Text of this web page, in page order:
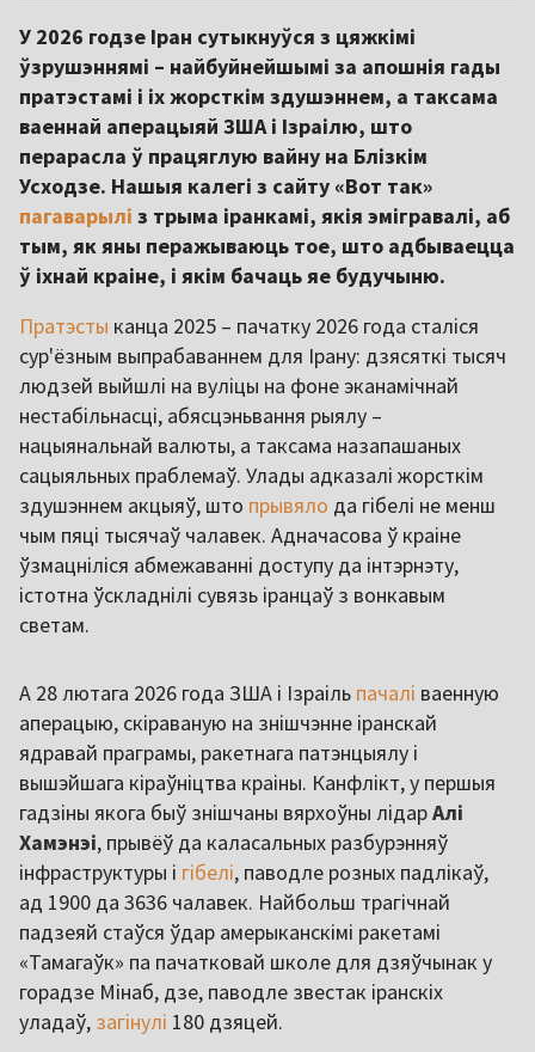
У 2026 годзе Іран сутыкнуўся з цяжкімі
ўзрушэннямі – найбуйнейшымі за апошнія гады
пратэстамі і іх жорсткім здушэннем, а таксама
ваеннай аперацыяй ЗША і Ізраілю, што
перарасла ў працяглую вайну на Блізкім
Усходзе. Нашыя калегі з сайту «Вот так»
пагаварылі з трыма іранкамі, якія эмігравалі, аб
тым, як яны перажываюць тое, што адбываецца
ў іхнай краіне, і якім бачаць яе будучыню.
Пратэсты канца 2025 – пачатку 2026 года сталіся
сур'ёзным выпрабаваннем для Ірану: дзясяткі тысяч
людзей выйшлі на вуліцы на фоне эканамічнай
нестабільнасці, абясцэньвання рыялу –
нацыянальнай валюты, а таксама назапашаных
сацыяльных праблемаў. Улады адказалі жорсткім
здушэннем акцыяў, што прывяло да гібелі не менш
чым пяці тысячаў чалавек. Адначасова ў краіне
ўзмацніліся абмежаванні доступу да інтэрнэту,
істотна ўскладнілі сувязь іранцаў з вонкавым
светам.
А 28 лютага 2026 года ЗША і Ізраіль пачалі ваенную
аперацыю, скіраваную на знішчэнне іранскай
ядравай праграмы, ракетнага патэнцыялу і
вышэйшага кіраўніцтва краіны. Канфлікт, у першыя
гадзіны якога быў знішчаны вярхоўны лідарАлі
Хамэнэі, прывёў да каласальных разбурэнняў
інфраструктуры і гібелі, паводле розных падлікаў,
ад 1900 да 3636 чалавек. Найбольш трагічнай
падзеяй стаўся ўдар амерыканскімі ракетамі
«Тамагаўк» па пачатковай школе для дзяўчынак у
горадзе Мінаб, дзе, паводле звестак іранскіх
уладаў, загінулі 180 дзяцей.